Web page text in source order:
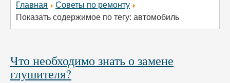
Главная
Советы по ремонту
Показать содержимое по тегу: автомобиль
Что необходимо знать о замене
глушителя?